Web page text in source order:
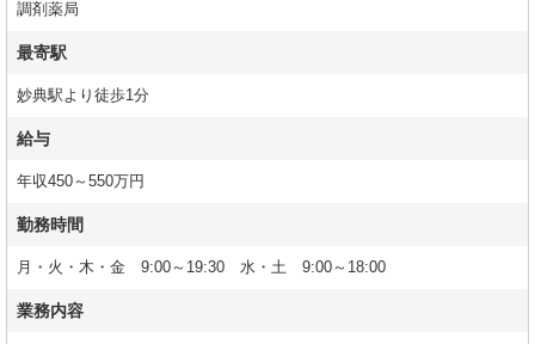
調剤薬局
最寄駅
妙典駅より徒歩1分
給与
年収450～550万円
勤務時間
月・火・木・金 9:00～19:30 水・土 9:00～18:00
業務内容